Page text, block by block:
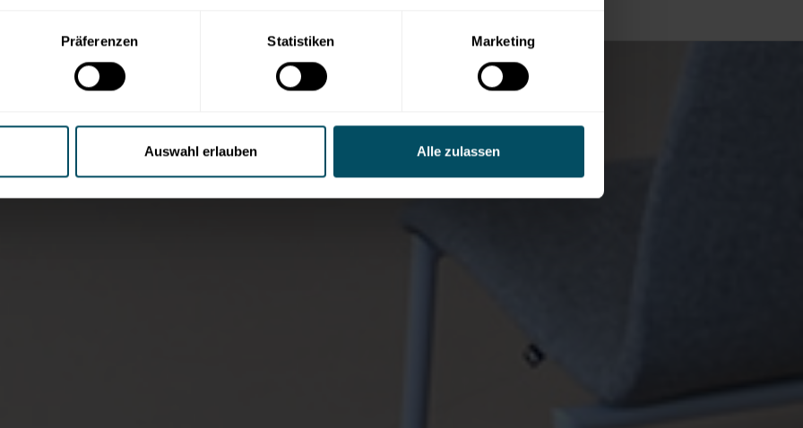
Präferenzen Statistiken Marketing
Auswahl erlauben Alle zulassen